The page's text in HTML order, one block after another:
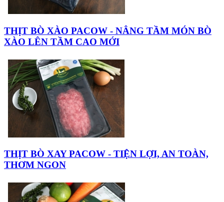
THỊT BÒ XÀO PACOW - NÂNG TẦM MÓN BÒ
XÀO LÊN TẦM CAO MỚI
THỊT BÒ XAY PACOW - TIỆN LỢI, AN TOÀN,
THƠM NGON